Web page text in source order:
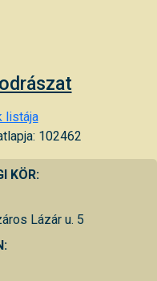
listája
102462
KÖR:
Lázár u. 5